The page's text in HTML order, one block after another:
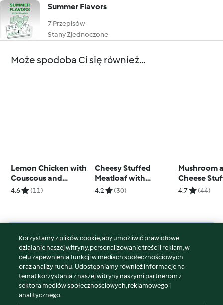
Summer Flavors
7 Przepisów
Stany Zjednoczone
Może spodoba Ci się również...
Lemon Chicken with
Couscous and
Artichokes
4.6 (11)
Cheesy Stuffed
Meatloaf with
Broccolini and
4.2 (30)
Mushroom
Cheese
Steak
4.7 (44)
© Copyright 2026
Warunki korzystania
Polityka prywatności
Disclaimer
Znak wydawcy
Korzystamy z plików cookie, aby umożliwić prawidłowe
działanie naszej witryny, personalizowanie treści i reklam, w
celu zapewnienia funkcji w mediach społecznościowych
oraz analizy ruchu. Udostępniamy również informacje na
temat korzystania z naszej witryny naszymi partnerom z
sektora mediów społecznościowych, reklamowego i
analitycznego.